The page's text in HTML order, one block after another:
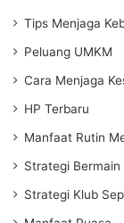
Tips Menjaga
Peluang UMKM
Cara Menjaga
HP Terbaru
Manfaat Rutin
Strategi Bermain
Strategi Klub